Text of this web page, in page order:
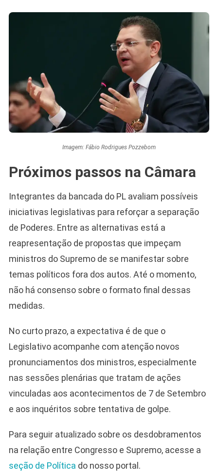
Imagem: Fábio Rodrigues Pozzebom
Próximos passos na Câmara
Integrantes da bancada do PL avaliam possíveis
iniciativas legislativas para reforçar a separação
de Poderes. Entre as alternativas está a
reapresentação de propostas que impeçam
ministros do Supremo de se manifestar sobre
temas políticos fora dos autos. Até o momento,
não há consenso sobre o formato final dessas
medidas.
No curto prazo, a expectativa é de que o
Legislativo acompanhe com atenção novos
pronunciamentos dos ministros, especialmente
nas sessões plenárias que tratam de ações
vinculadas aos acontecimentos de 7 de Setembro
e aos inquéritos sobre tentativa de golpe.
Para seguir atualizado sobre os desdobramentos
na relação entre Congresso e Supremo, acesse a
seção de Política do nosso portal.